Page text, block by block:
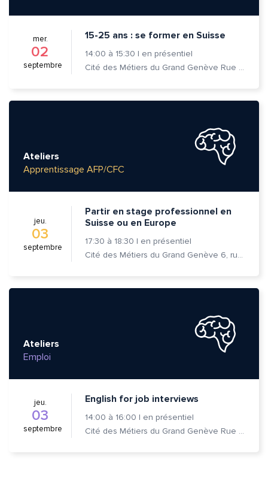
mer.
02
septembre
15-25 ans : se former en Suisse
14:00 à 15:30 | en présentiel
Cité des Métiers du Grand Genève Rue Prévost-Martin 6 1205 Genève
Ateliers
Apprentissage AFP/CFC
jeu.
03
septembre
Partir en stage professionnel en
Suisse ou en Europe
17:30 à 18:30 | en présentiel
Cité des Métiers du Grand Genève 6, rue Prévost-Martin 1205 Genève
Ateliers
Emploi
jeu.
03
septembre
English for job interviews
14:00 à 16:00 | en présentiel
Cité des Métiers du Grand Genève Rue Prévost-Martin 6 1205 Genève